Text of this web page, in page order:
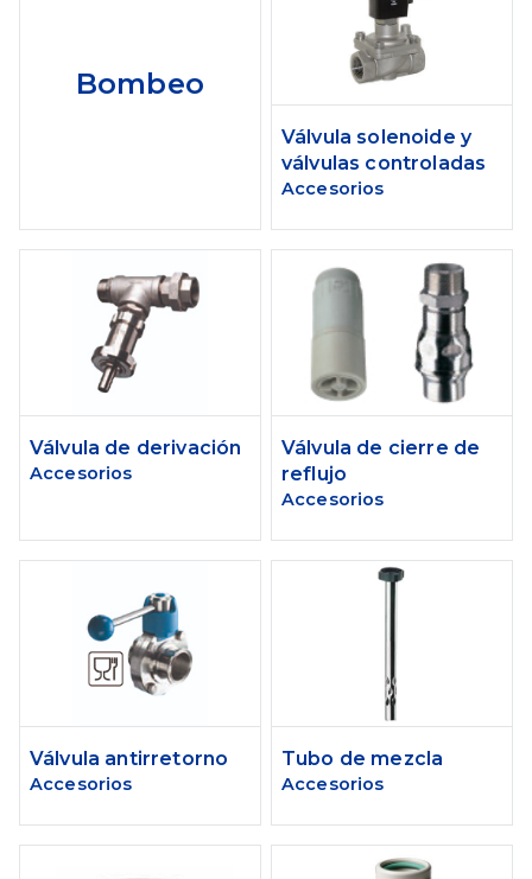
Bombeo
Válvula solenoide y
válvulas controladas
Accesorios
Válvula de derivación
Accesorios
Válvula de cierre de
reflujo
Accesorios
Válvula antirretorno
Accesorios
Tubo de mezcla
Accesorios